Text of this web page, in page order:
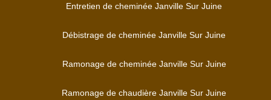
Entretien de cheminée Janville Sur Juine
Débistrage de cheminée Janville Sur Juine
Ramonage de cheminée Janville Sur Juine
Ramonage de chaudière Janville Sur Juine